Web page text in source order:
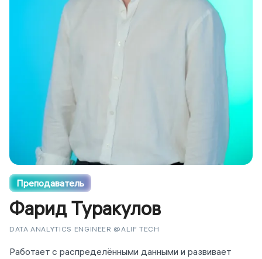
Преподаватель
Фарид Туракулов
DATA ANALYTICS ENGINEER @ALIF TECH
Работает с распределёнными данными и развивает